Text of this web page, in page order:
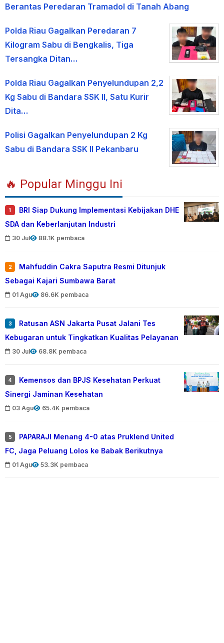
Berantas Peredaran Tramadol di Tanah Abang
Polda Riau Gagalkan Peredaran 7
Kilogram Sabu di Bengkalis, Tiga
Tersangka Ditan…
Polda Riau Gagalkan Penyelundupan 2,2
Kg Sabu di Bandara SSK II, Satu Kurir
Dita…
Polisi Gagalkan Penyelundupan 2 Kg
Sabu di Bandara SSK II Pekanbaru
🔥 Popular Minggu Ini
1
BRI Siap Dukung Implementasi Kebijakan DHE
SDA dan Keberlanjutan Industri
30 Jul 88.1K pembaca
2
Mahfuddin Cakra Saputra Resmi Ditunjuk
Sebagai Kajari Sumbawa Barat
01 Agu 86.6K pembaca
3
Ratusan ASN Jakarta Pusat Jalani Tes
Kebugaran untuk Tingkatkan Kualitas Pelayanan
30 Jul 68.8K pembaca
4
Kemensos dan BPJS Kesehatan Perkuat
Sinergi Jaminan Kesehatan
03 Agu 65.4K pembaca
5
PAPARAJI Menang 4-0 atas Pruklend United
FC, Jaga Peluang Lolos ke Babak Berikutnya
01 Agu 53.3K pembaca